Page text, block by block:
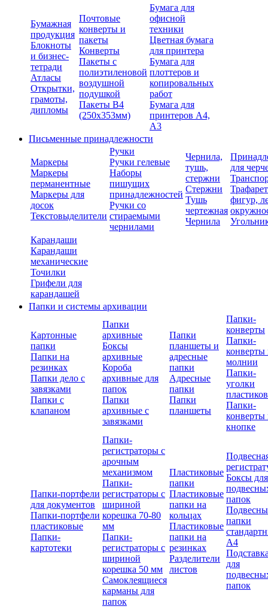
Бумажная
продукция
Блокноты
и бизнес-
тетради
Атласы
Открытки,
грамоты,
дипломы
Почтовые
конверты и
пакеты
Конверты
Пакеты с
полиэтиленовой
воздушной
подушкой
Пакеты В4
(250х353мм)
Бумага для
офисной
техники
Цветная бумага
для принтера
Бумага для
плоттеров и
копировальных
работ
Бумага для
принтеров А4,
А3
Письменные принадлежности
Маркеры
Маркеры
перманентные
Маркеры для
досок
Текстовыделители
Ручки
Ручки гелевые
Наборы
пишущих
принадлежностей
Ручки со
стираемыми
чернилами
Чернила,
тушь,
стержни
Стержни
Тушь
чертежная
Чернила
для
фигур,
Карандаши
Карандаши
механические
Точилки
Грифели для
карандашей
Папки и системы архивации
Картонные
папки
Папки на
резинках
Папки дело с
завязками
Папки с
клапаном
Папки
архивные
Боксы
архивные
Короба
архивные для
папок
Папки
архивные с
завязками
Папки
планшеты и
адресные
папки
Адресные
папки
Папки
планшеты
Папки-
конверты
Папки-
конверты
молнии
Папки-
уголки
Папки-
конверты
кнопке
Папки-портфели
для документов
Папки-портфели
пластиковые
Папки-
картотеки
Папки-
регистраторы с
арочным
механизмом
Папки-
регистраторы с
шириной
корешка 70-80
мм
Папки-
регистраторы с
шириной
корешка 50 мм
Самоклеящиеся
карманы для
папок
Пластиковые
папки
Пластиковые
папки на
кольцах
Пластиковые
папки на
резинках
Разделители
листов
Боксы для
папок
папки
А4
для
папок